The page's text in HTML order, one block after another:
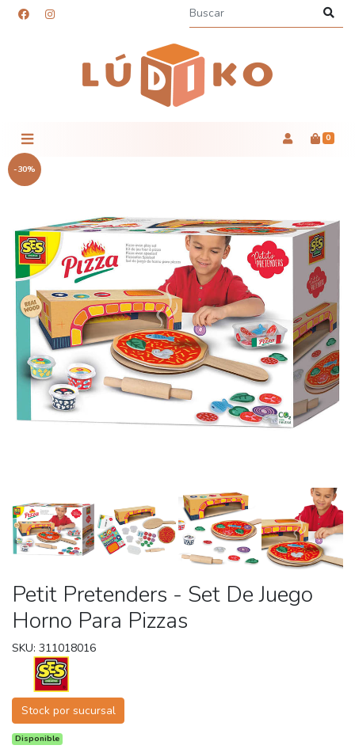
0
-30%
Petit Pretenders - Set De Juego
Horno Para Pizzas
SKU: 311018016
Stock por sucursal
Disponible